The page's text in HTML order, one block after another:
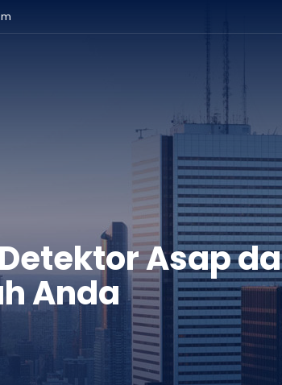
Asap
Anda